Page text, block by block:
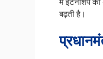
बढ़ती है।